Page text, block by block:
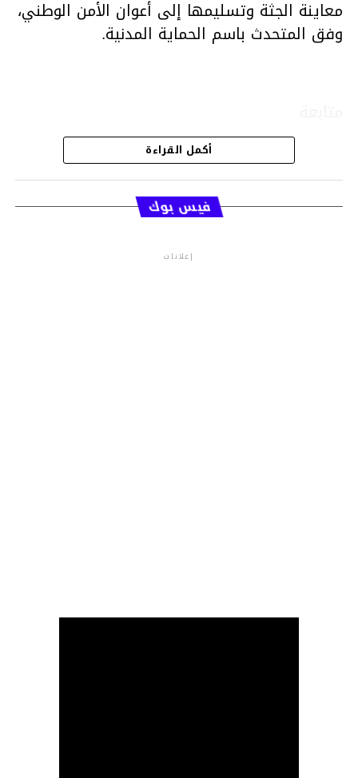
معاينة الجثة وتسليمها إلى أعوان الأمن الوطني،
وفق المتحدث باسم الحماية المدنية.
قسم الاخبار
أكمل القراءة
فيس بوك
إعلانات